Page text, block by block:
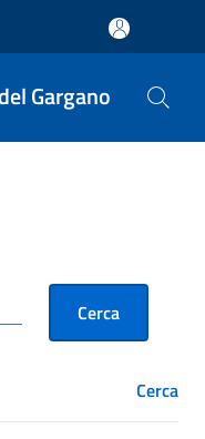
Gargano
Cerca
Cerca